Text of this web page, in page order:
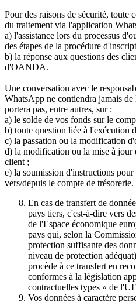
Pour des raisons de sécurité, toute
du traitement via l'application
a) l'assistance lors du processus
des étapes de la procédure
b) la réponse aux questions des
d'OANDA.
Une conversation avec le
WhatsApp ne contiendra jamais
portera pas, entre autres, sur :
a) le solde de vos fonds sur le
b) toute question liée à l'exécution
c) la passation ou la modification
d) la modification ou la mise à jour
client ;
e) la soumission d'instructions
vers/depuis le compte de trésorerie.
En cas de transfert de
pays tiers, c'est-à-dire vers
de l'Espace économique
pays qui, selon la
protection suffisante des
niveau de protection
procède à ce transfert en
conformes à la législation
contractuelles types » de
Vos données à caractère